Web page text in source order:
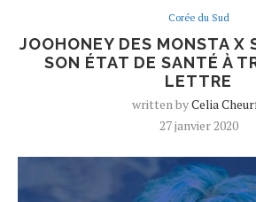
Corée du Sud
JOOHONEY DES MONSTA X
SON ÉTAT DE SANTÉ À
LETTRE
written byCelia
27 janvier 2020